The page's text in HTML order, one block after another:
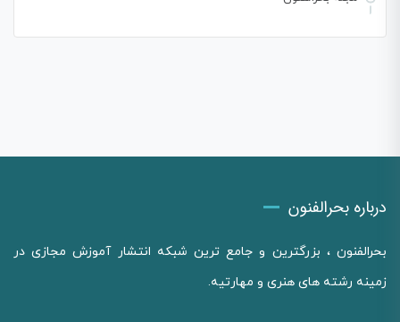
درباره بحرالفنون
بحرالفنون ، بزرگترین و جامع ترین شبکه انتشار آموزش مجازی در
زمینه رشته های هنری و مهارتیه.